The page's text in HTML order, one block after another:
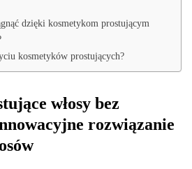
dzięki kosmetykom prostującym
kosmetyków prostujących?
włosy bez
rozwiązanie